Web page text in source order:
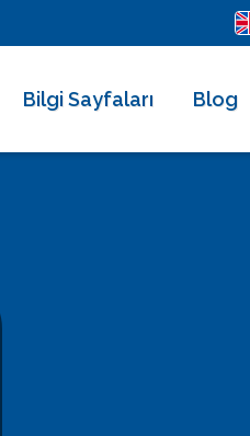
Bilgi Sayfaları Blog